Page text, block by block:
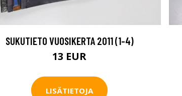
SUKUTIETO VUOSIKERTA 2011 (1-4)
13 EUR
LISÄTIETOJA